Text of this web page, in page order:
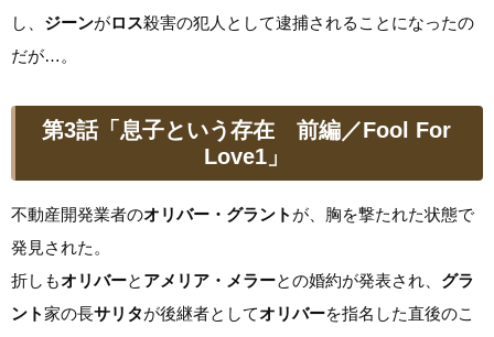
し、 ジーンがロス殺害の犯人として逮捕されることになったの
だが…。
第3話「息子という存在 前編／Fool For
Love1」
不動産開発業者のオリバー・グラント が、胸を撃たれた状態で
発見された。
折しもオリバーと アメリア・メラーとの婚約が発表され、 グラ
ント家の長サリタが後継者としてオリバーを指名した直後のこ